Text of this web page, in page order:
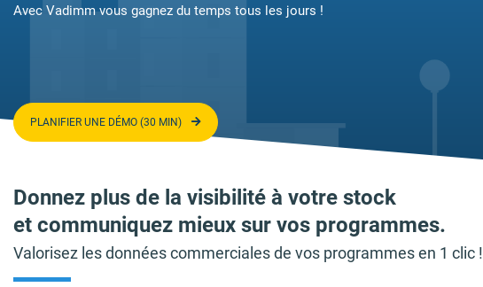
Avec Vadimm vous gagnez du temps tous les jours !
PLANIFIER UNE DÉMO (30 MIN)
Donnez plus de la visibilité à votre stock
et communiquez mieux sur vos programmes.
Valorisez les données commerciales de vos programmes en 1 clic !